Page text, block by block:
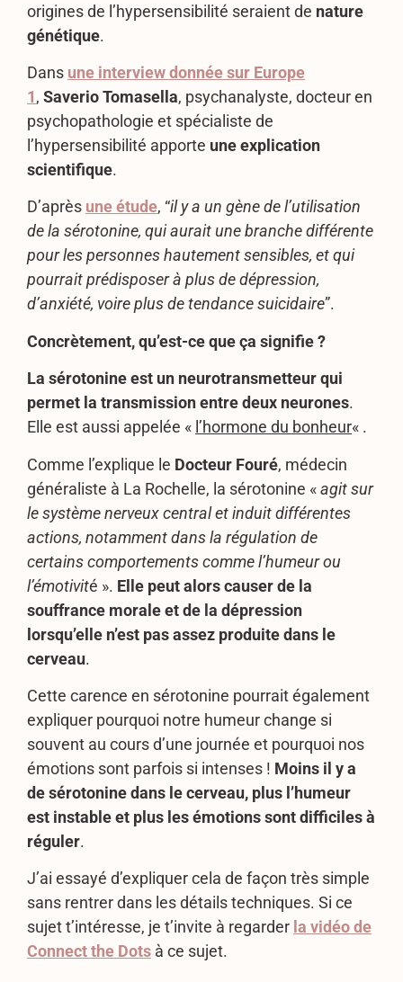
origines de l’hypersensibilité seraient de nature
génétique.
Dans une interview donnée sur Europe
1, Saverio Tomasella, psychanalyste, docteur en
psychopathologie et spécialiste de
l’hypersensibilité apporte une explication
scientifique.
D’après une étude, “il y a un gène de l’utilisation
de la sérotonine, qui aurait une branche différente
pour les personnes hautement sensibles, et qui
pourrait prédisposer à plus de dépression,
d’anxiété, voire plus de tendance suicidaire”.
Concrètement, qu’est-ce que ça signifie ?
La sérotonine est un neurotransmetteur qui
permet la transmission entre deux neurones.
Elle est aussi appelée « l’hormone du bonheur« .
Comme l’explique le Docteur Fouré, médecin
généraliste à La Rochelle, la sérotonine «agit sur
le système nerveux central et induit différentes
actions, notamment dans la régulation de
certains comportements comme l’humeur ou
l’émotivité ». Elle peut alors causer de la
souffrance morale et de la dépression
lorsqu’elle n’est pas assez produite dans le
cerveau.
Cette carence en sérotonine pourrait également
expliquer pourquoi notre humeur change si
souvent au cours d’une journée et pourquoi nos
émotions sont parfois si intenses ! Moins il y a
de sérotonine dans le cerveau, plus l’humeur
est instable et plus les émotions sont difficiles à
réguler.
J’ai essayé d’expliquer cela de façon très simple
sans rentrer dans les détails techniques. Si ce
sujet t’intéresse, je t’invite à regarder la vidéo de
Connect the Dots à ce sujet.